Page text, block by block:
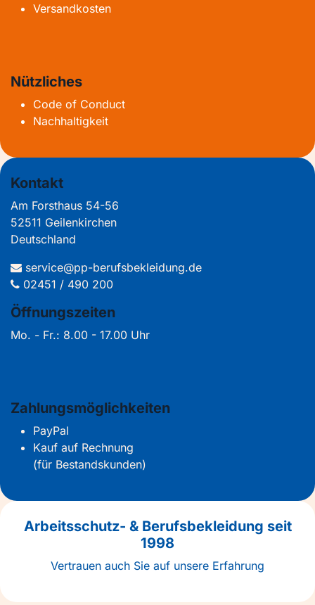
Versandkosten
Nützliches
Code of Conduct
Nachhaltigkeit
Kontakt
Am Forsthaus 54-56
52511 Geilenkirchen
Deutschland
service@pp-berufsbekleidung.de
02451 / 490 200
Öffnungszeiten
Mo. - Fr.: 8.00 - 17.00 Uhr
Zahlungsmöglichkeiten
PayPal
Kauf auf Rechnung
(für Bestandskunden)
Arbeitsschutz- & Berufsbekleidung seit
1998
Vertrauen auch Sie auf unsere Erfahrung